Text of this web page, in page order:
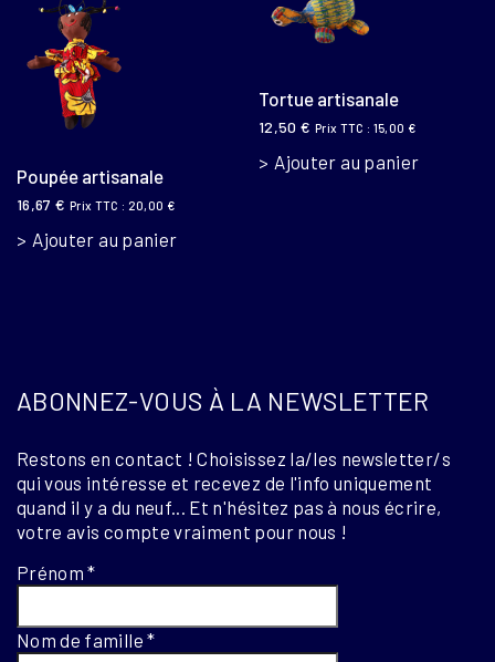
Poupée artisanale
16,67€ Prix TTC : 20,00 €
Ajouter au panier
Tortue artisanale
12,50€ Prix TTC : 15,00 €
Ajouter au panier
ABONNEZ-VOUS À LA NEWSLETTER
Restons en contact ! Choisissez la/les newsletter/s
qui vous intéresse et recevez de l'info uniquement
quand il y a du neuf... Et n'hésitez pas à nous écrire,
votre avis compte vraiment pour nous !
Prénom*
Nom de famille*